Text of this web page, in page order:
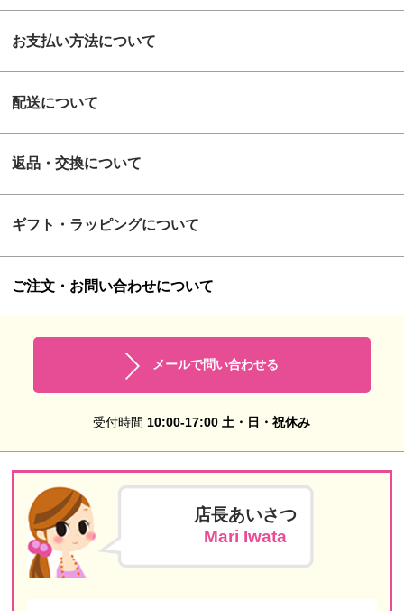
お支払い方法について
配送について
返品・交換について
ギフト・ラッピングについて
ご注文・お問い合わせについて
メールで問い合わせる
受付時間 10:00-17:00 土・日・祝休み
店長あいさつ
Mari Iwata